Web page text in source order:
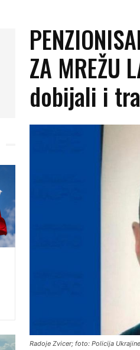
ZA MREŽU
dobijali i
Radoje Zvicer; foto: Policija Ukrajine